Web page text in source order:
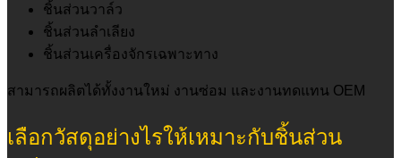
ชิ้นส่วนวาล์ว
ชิ้นส่วนลำเลียง
ชิ้นส่วนเครื่องจักรเฉพาะทาง
สามารถผลิตได้ทั้งงานใหม่ งานซ่อม และงานทดแทน OEM
เลือกวัสดุอย่างไรให้เหมาะกับชิ้นส่วน